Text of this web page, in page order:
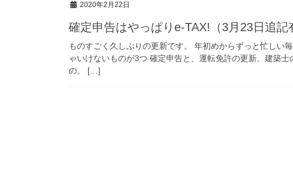
2020年2月22日
確定申告はやっぱりe-TAX!（3月23日追記
ものすごく久しぶりの更新です。 年初めからずっと忙しい
ゃいけないものが3つ 確定申告と、運転免許の更新、建築
の。 […]